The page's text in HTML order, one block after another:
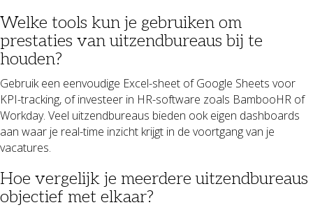
Welke tools kun je gebruiken om
prestaties van uitzendbureaus bij te
houden?
Gebruik een eenvoudige Excel-sheet of Google Sheets voor
KPI-tracking, of investeer in HR-software zoals BambooHR of
Workday. Veel uitzendbureaus bieden ook eigen dashboards
aan waar je real-time inzicht krijgt in de voortgang van je
vacatures.
Hoe vergelijk je meerdere uitzendbureaus
objectief met elkaar?